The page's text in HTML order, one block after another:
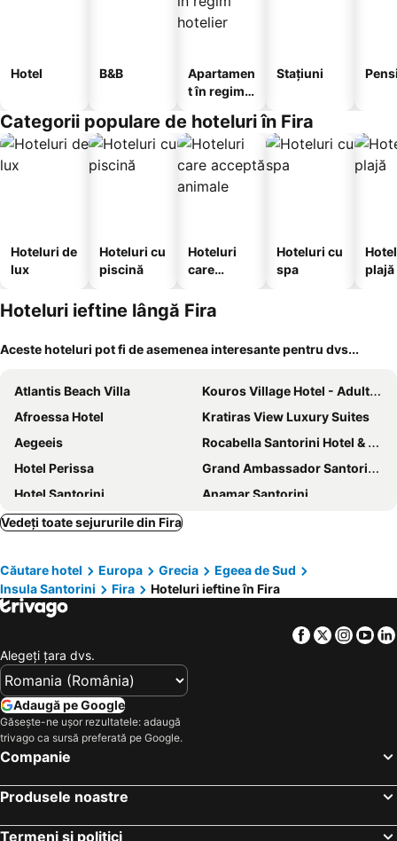
Hotel B&B
Apartamen
t în regim
Stațiuni
Categorii populare de hoteluri în Fira
Hoteluri de
lux
Hoteluri cu
piscină
Hoteluri
care
animale
Hoteluri cu
spa
plajă
Hoteluri ieftine lângă Fira
Aceste hoteluri pot fi de asemenea interesante pentru dvs...
Atlantis Beach Villa
Kouros Village Hotel - Adults Only
Afroessa Hotel
Kratiras View Luxury Suites
Aegeeis
Rocabella Santorini Hotel & SPA
Hotel Perissa
Grand Ambassador Santorini Hotel
Hotel Santorini
Anamar Santorini
Perivolas Hotel
Smy Mediterranean White Santorini
Sunset Faros
Rodakas Hotel
Kýma Perissa
Notos Therme and Spa
Galatia Villas
Afroditi Venus Beach Resort
Hotel Marybill
Suites of the Gods
Holiday Beach Resort
Santorini Palace
Aressana Spa Hotel and Suites
Kalisti Hotel & Suites
Armeni Village Rooms & Suites
Vedeți toate sejururile din Fira
Căutare hotel Europa Grecia
Egeea de Sud
Insula Santorini
Fira Hoteluri ieftine în Fira
Facebook
Twitter
Alegeţi ţara dvs.
Adaugă pe Google
Găsește-ne ușor rezultatele: adaugă
trivago ca sursă preferată pe Google.
Companie
Produsele noastre
Termeni și politici